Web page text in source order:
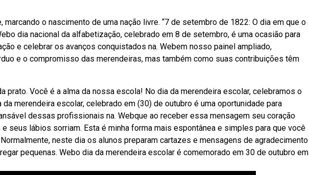
o nascimento de uma nação livre. “7 de setembro de 1822: O dia em que o
dia nacional da alfabetização, celebrado em 8 de setembro, é uma ocasião para
e celebrar os avanços conquistados na. Webem nosso painel ampliado,
e o compromisso das merendeiras, mas também como suas contribuições têm
prato. Você é a alma da nossa escola! No dia da merendeira escolar, celebramos o
merendeira escolar, celebrado em (30) de outubro é uma oportunidade para
dessas profissionais na. Webque ao receber essa mensagem seu coração
seus lábios sorriam. Esta é minha forma mais espontânea e simples para que você
neste dia os alunos preparam cartazes e mensagens de agradecimento
pequenas. Webo dia da merendeira escolar é comemorado em 30 de outubro em